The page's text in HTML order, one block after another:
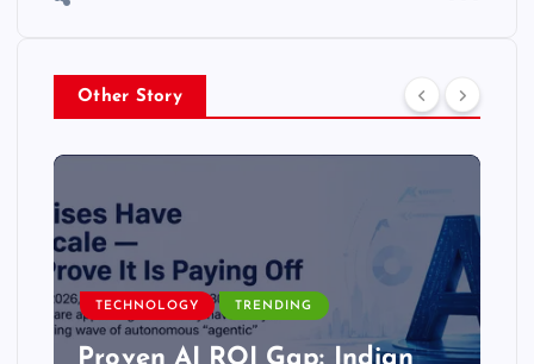
Other Story
TECHNOLOGY TRENDING